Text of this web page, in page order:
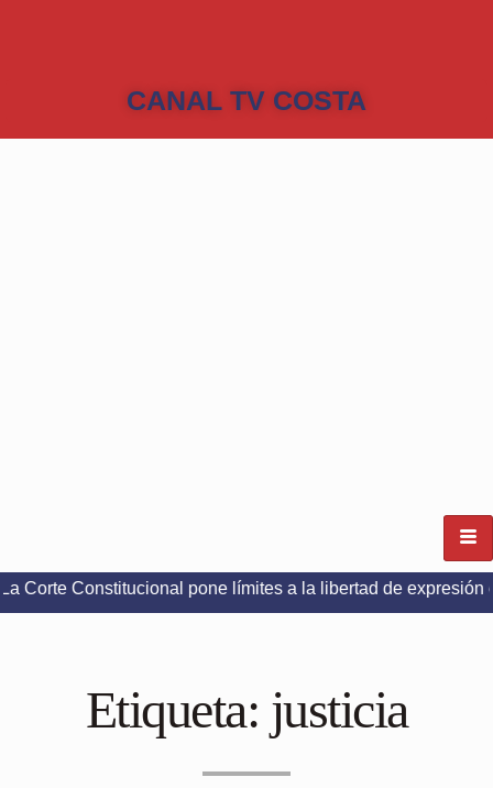
CANAL TV COSTA
pone límites a la libertad de expresión en redes
Etiqueta: justicia